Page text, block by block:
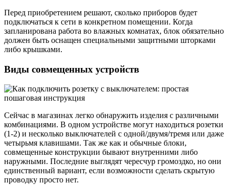
Перед приобретением решают, сколько приборов будет
подключаться к сети в конкретном помещении. Когда
запланирована работа во влажных комнатах, блок обязательно
должен быть оснащен специальными защитными шторками
либо крышками.
Виды совмещенных устройств
Сейчас в магазинах легко обнаружить изделия с различными
комбинациями. В одном устройстве могут находиться розетки
(1-2) и несколько выключателей с одной/двумя/тремя или даже
четырьмя клавишами. Так же как и обычные блоки,
совмещенные конструкции бывают внутренними либо
наружными. Последние выглядят чересчур громоздко, но они
единственный вариант, если возможности сделать скрытую
проводку просто нет.